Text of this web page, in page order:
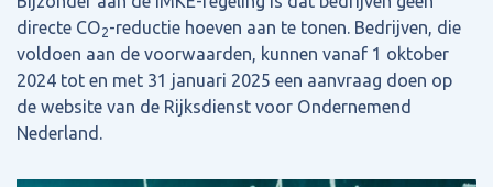
directe CO2-reductie hoeven aan te tonen. Bedrijven, die
voldoen aan de voorwaarden, kunnen vanaf 1 oktober
2024 tot en met 31 januari 2025 een aanvraag doen op
de website van de Rijksdienst voor Ondernemend
Nederland.